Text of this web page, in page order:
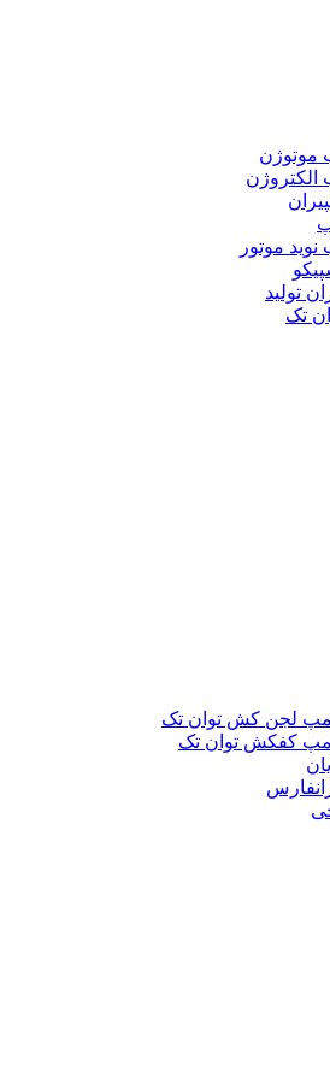
موتوژن
الکتروژن
موتور
تولید
تک
لجن کش توان تک
کفکش توان تک